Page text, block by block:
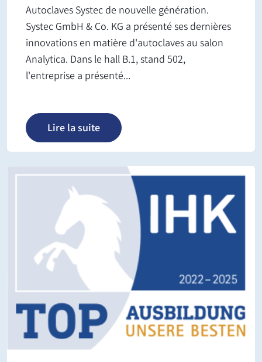
Autoclaves Systec de nouvelle génération.
Systec GmbH & Co. KG a présenté ses dernières
innovations en matière d'autoclaves au salon
Analytica. Dans le hall B.1, stand 502,
l'entreprise a présenté...
Lire la suite